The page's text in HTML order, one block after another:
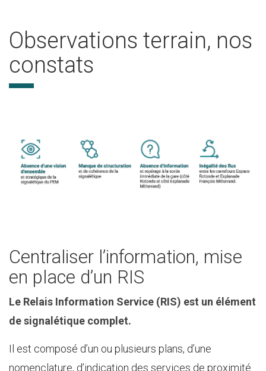
Observations terrain, nos
constats
Centraliser l’information, mise
en place d’un RIS
Le Relais Information Service (RIS) est un élément
de signalétique complet.
Il est composé d’un ou plusieurs plans, d’une
nomenclature, d’indication des services de proximité